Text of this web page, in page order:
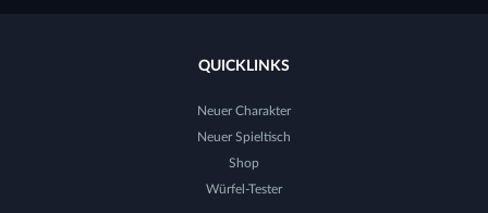
QUICKLINKS
Neuer Charakter
Neuer Spieltisch
Shop
Würfel-Tester